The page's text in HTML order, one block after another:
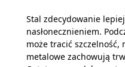
Stal zdecydowanie
nasłonecznieniem.
może tracić szczelność,
metalowe zachowują